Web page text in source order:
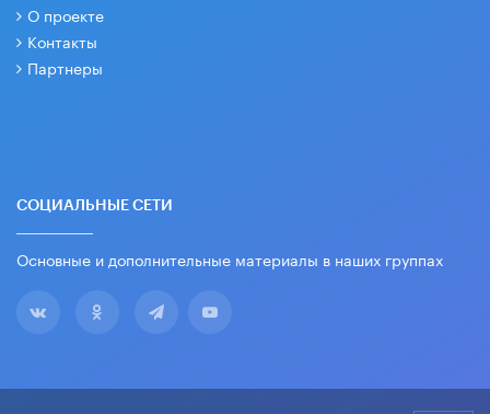
О проекте
Контакты
Партнеры
СОЦИАЛЬНЫЕ СЕТИ
Основные и дополнительные материалы в наших группах